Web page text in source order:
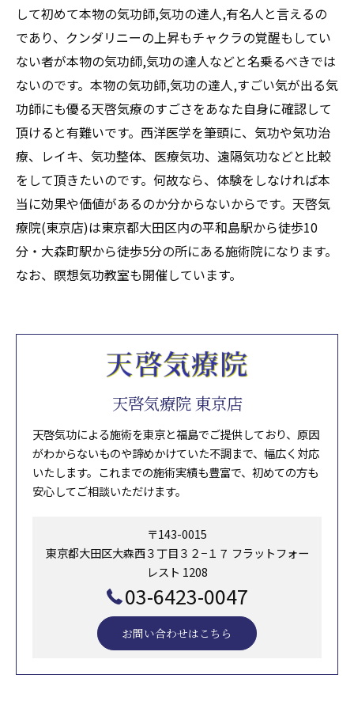
して初めて本物の気功師,気功の達人,有名人と言えるの
であり、クンダリニーの上昇もチャクラの覚醒もしてい
ない者が本物の気功師,気功の達人などと名乗るべきでは
ないのです。本物の気功師,気功の達人,すごい気が出る気
功師にも優る天啓気療のすごさをあなた自身に確認して
頂けると有難いです。西洋医学を筆頭に、気功や気功治
療、レイキ、気功整体、医療気功、遠隔気功などと比較
をして頂きたいのです。何故なら、体験をしなければ本
当に効果や価値があるのか分からないからです。天啓気
療院(東京店)は東京都大田区内の平和島駅から徒歩10
分・大森町駅から徒歩5分の所にある施術院になります。
なお、瞑想気功教室も開催しています。
天啓気療院 東京店
天啓気功による施術を東京と福島でご提供しており、原因
がわからないものや諦めかけていた不調まで、幅広く対応
いたします。これまでの施術実績も豊富で、初めての方も
安心してご相談いただけます。
〒143-0015
東京都大田区大森西３丁目３２−１７ フラットフォー
レスト 1208
03-6423-0047
お問い合わせはこちら